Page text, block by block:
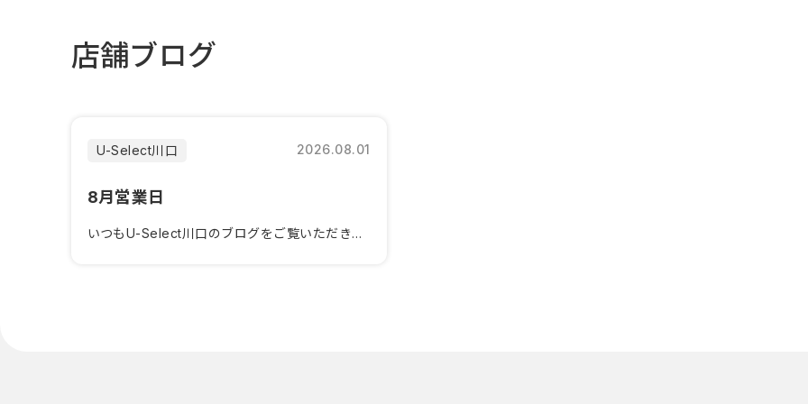
店舗ブログ
U-Select川口 2026.08.01
8月営業日
いつもU-Select川口のブログをご覧いただきありがとうございます。８月営業日のお知らせです